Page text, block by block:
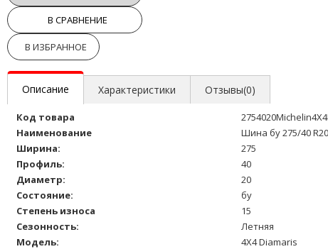
В СРАВНЕНИЕ
В ИЗБРАННОЕ
Описание Характеристики Отзывы(0)
Код товара
Наименование
Шина бу 275/40
Ширина:
275
Профиль:
40
Диаметр:
20
Состояние:
бу
Степень износа
15
Сезонность:
Летняя
Модель:
4X4 Diamaris